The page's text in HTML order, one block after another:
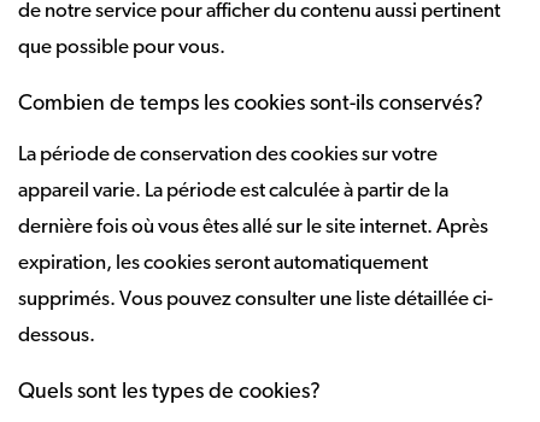
de notre service pour afficher du contenu aussi pertinent
que possible pour vous.
Combien de temps les cookies sont-ils conservés?
La période de conservation des cookies sur votre
appareil varie. La période est calculée à partir de la
dernière fois où vous êtes allé sur le site internet. Après
expiration, les cookies seront automatiquement
supprimés. Vous pouvez consulter une liste détaillée ci-
dessous.
Quels sont les types de cookies?